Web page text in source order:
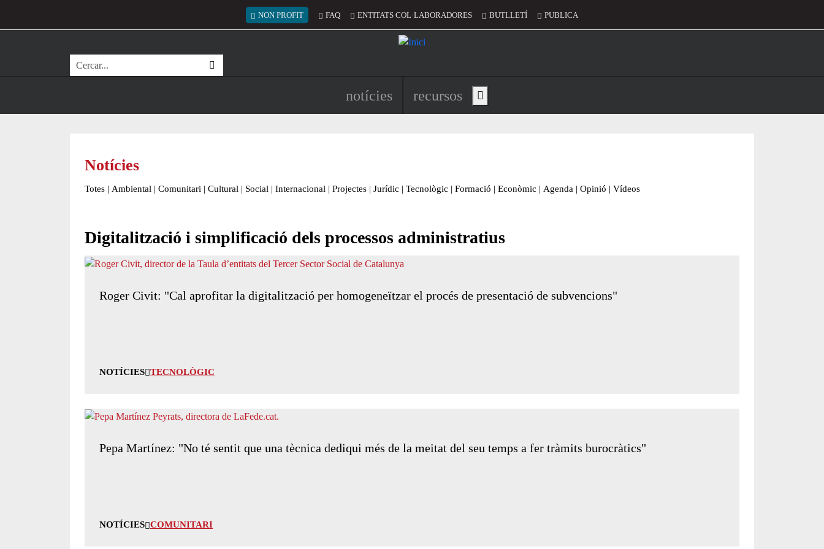
Menú del compte d'usuari
NON PROFIT FAQ ENTITATS COL·LABORADORES BUTLLETÍ PUBLICA
Cerca
Navegació principal de l'encapçalament
notícies recursos Show main menu
Notícies
Totes | Ambiental | Comunitari | Cultural | Social | Internacional | Projectes | Jurídic | Tecnològic | Formació | Econòmic | Agenda | Opinió | Vídeos
Digitalització i simplificació dels processos administratius
Roger Civit: "Cal aprofitar la digitalització per homogeneïtzar el procés de presentació de subvencions"
NOTÍCIES TECNOLÒGIC
Pepa Martínez: "No té sentit que una tècnica dediqui més de la meitat del seu temps a fer tràmits burocràtics"
NOTÍCIES COMUNITARI